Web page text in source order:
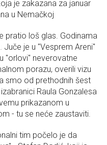
je zakazana za januar
u Nemačkoj
pratio loš glas. Godinama
Juče je u "Vesprem Areni"
"orlovi" neverovatne
porazu, overili vizu
smo od prethodnih šest
Raula Gonzalesa
prikazanom u
- tu se neće zaustaviti.
tim počelo je da